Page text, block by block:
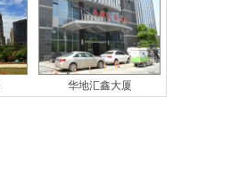
华地汇鑫大厦